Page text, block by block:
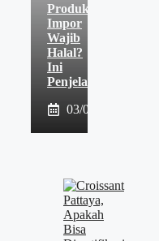
Produk
Impor
Wajib
Halal?
Ini
Penjelasannya
03/08/2026